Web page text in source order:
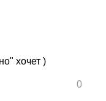
хочет )
0